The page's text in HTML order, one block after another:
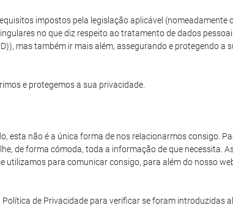
impostos pela legislação aplicável (nomeadamente
no que diz respeito ao tratamento de dados
mas também ir mais além, assegurando e protegendo a
e protegemos a sua privacidade.
esta não é a única forma de nos relacionarmos consigo.
de forma cómoda, toda a informação de que necessita.
para comunicar consigo, para além do nosso
de Privacidade para verificar se foram introduzidas